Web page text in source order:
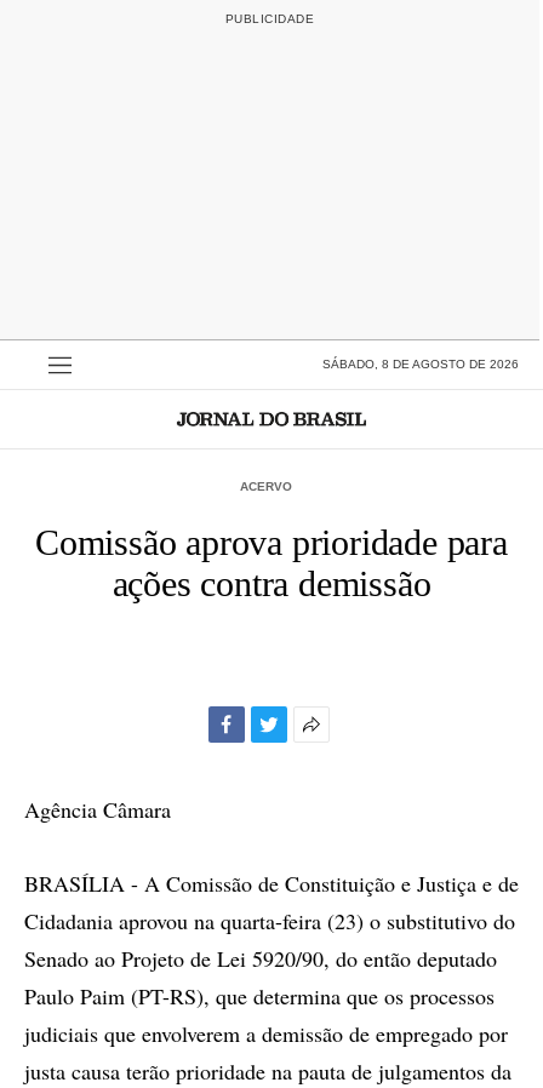
SÁBADO, 8 DE AGOSTO DE 2026
ACERVO
Comissão aprova prioridade para
ações contra demissão
Agência Câmara
BRASÍLIA - A Comissão de Constituição e Justiça e de
Cidadania aprovou na quarta-feira (23) o substitutivo do
Senado ao Projeto de Lei 5920/90, do então deputado
Paulo Paim (PT-RS), que determina que os processos
judiciais que envolverem a demissão de empregado por
justa causa terão prioridade na pauta de julgamentos da